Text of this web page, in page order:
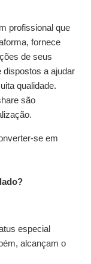
Profissional
em um
profissional que
fornece
de seus
a ajudar
qualidade.
são
se em
especial
alcançam o